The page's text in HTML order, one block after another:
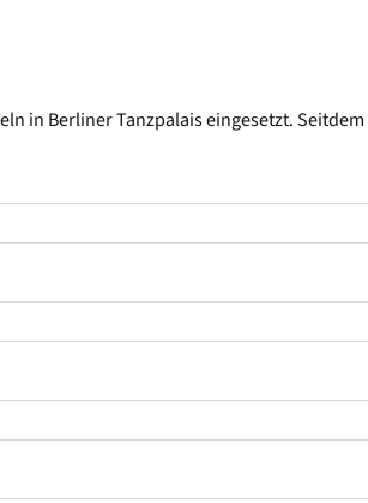
in Berliner Tanzpalais eingesetzt.